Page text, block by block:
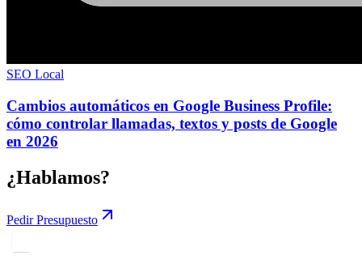
SEO Local
Cambios automáticos en Google Business Profile:
cómo controlar llamadas, textos y posts de Google
en 2026
¿Hablamos?
Pedir Presupuesto